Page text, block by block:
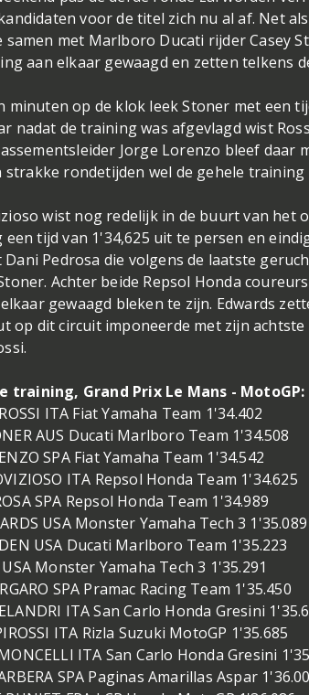
voor de titel zich nu al af. Net
samen met Marlboro Ducati rijder Casey
aan elkaar gewaagd en zetten telkens
minuten op de klok leek Stoner met een
nadat de training was afgevlagd wist
Jorge Lorenzo bleef daar
strakke rondetijden wel de gehele
wist nog redelijk in de buurt van het
tijd van 1'34,625 uit te persen en
Pedrosa die volgens de laatste
Achter beide Repsol Honda
gewaagd bleken te zijn. Edwards
op dit circuit imponeerde met zijn
training, Grand Prix Le Mans - MotoGP:
ITA Fiat Yamaha Team 1'34.402
AUS Ducati Marlboro Team 1'34.508
SPA Fiat Yamaha Team 1'34.542
ITA Repsol Honda Team 1'34.625
SPA Repsol Honda Team 1'34.989
USA Monster Yamaha Tech 3 1'35.089
USA Ducati Marlboro Team 1'35.223
USA Monster Yamaha Tech 3 1'35.291
SPA Pramac Racing Team 1'35.450
ITA San Carlo Honda Gresini
ITA Rizla Suzuki MotoGP 1'35.685
ITA San Carlo Honda Gresini
SPA Paginas Amarillas Aspar